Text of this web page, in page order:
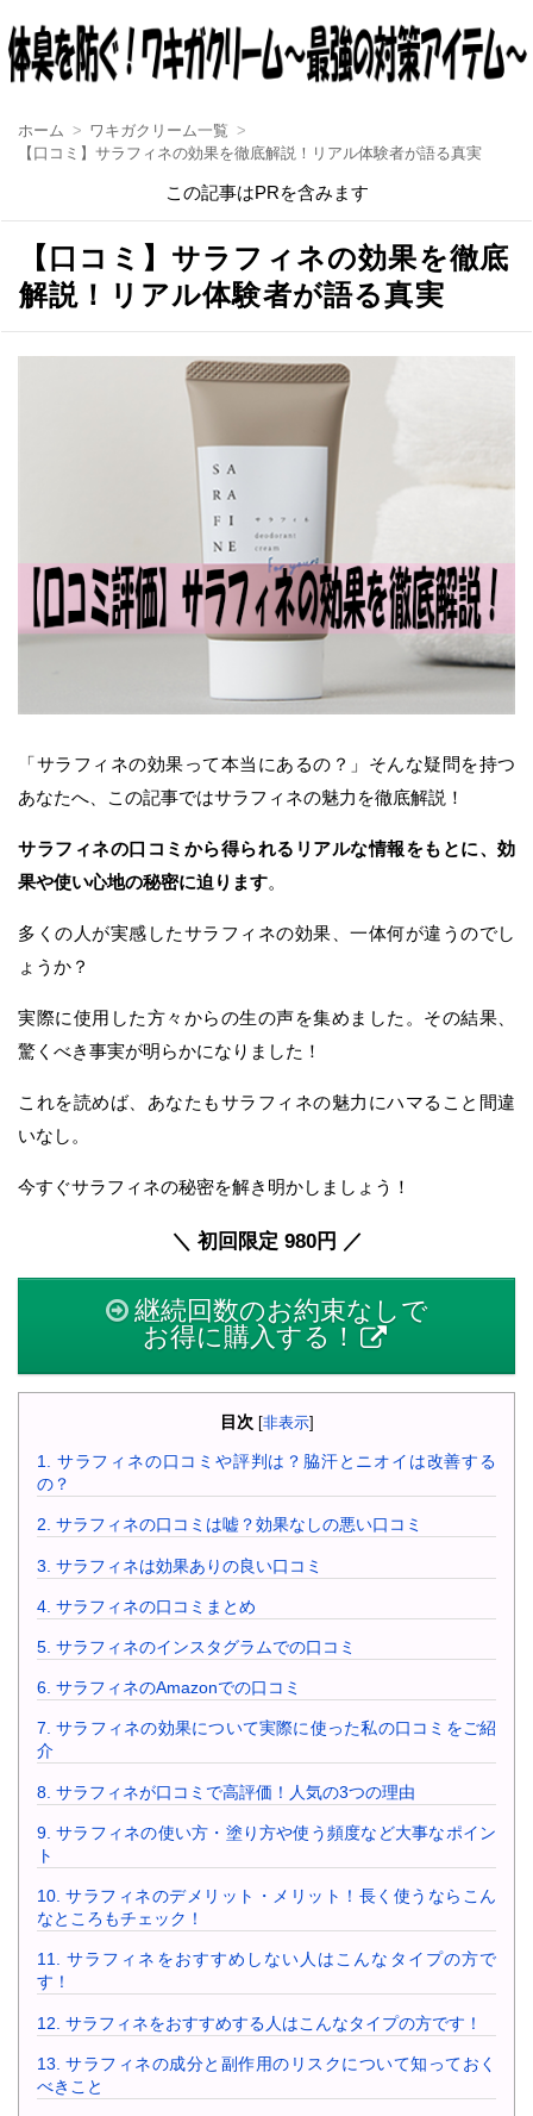
ホーム
ワキガクリーム一覧
【口コミ】サラフィネの効果を徹底解説！リアル体験者が語る真実
この記事はPRを含みます
【口コミ】サラフィネの効果を徹底
解説！リアル体験者が語る真実
「サラフィネの効果って本当にあるの？」そんな疑問を持つ
あなたへ、この記事ではサラフィネの魅力を徹底解説！
サラフィネの口コミから得られるリアルな情報をもとに、効
果や使い心地の秘密に迫ります。
多くの人が実感したサラフィネの効果、一体何が違うのでし
ょうか？
実際に使用した方々からの生の声を集めました。その結果、
驚くべき事実が明らかになりました！
これを読めば、あなたもサラフィネの魅力にハマること間違
いなし。
今すぐサラフィネの秘密を解き明かしましょう！
＼ 初回限定 980円 ／
継続回数のお約束なしで
お得に購入する！
目次 [非表示]
1.
サラフィネの口コミや評判は？脇汗とニオイは改善する
の？
2. サラフィネの口コミは嘘？効果なしの悪い口コミ
3. サラフィネは効果ありの良い口コミ
4. サラフィネの口コミまとめ
5. サラフィネのインスタグラムでの口コミ
6. サラフィネのAmazonでの口コミ
7. サラフィネの効果について実際に使った私の口コミをご紹
介
8. サラフィネが口コミで高評価！人気の3つの理由
9. サラフィネの使い方・塗り方や使う頻度など大事なポイン
ト
10. サラフィネのデメリット・メリット！長く使うならこん
なところもチェック！
11. サラフィネをおすすめしない人はこんなタイプの方で
す！
12. サラフィネをおすすめする人はこんなタイプの方です！
13. サラフィネの成分と副作用のリスクについて知っておく
べきこと